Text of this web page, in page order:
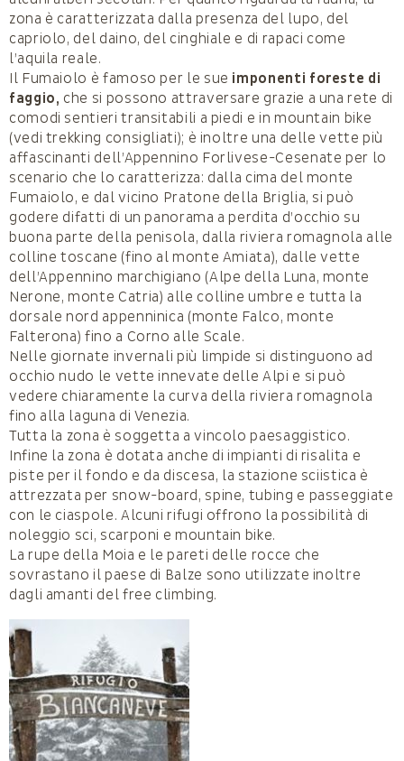
zona è caratterizzata dalla presenza del lupo, del
capriolo, del daino, del cinghiale e di rapaci come
l’aquila reale.
Il Fumaiolo è famoso per le sue imponenti foreste di
faggio, che si possono attraversare grazie a una rete di
comodi sentieri transitabili a piedi e in mountain bike
(vedi trekking consigliati); è inoltre una delle vette più
affascinanti dell’Appennino Forlivese-Cesenate per lo
scenario che lo caratterizza: dalla cima del monte
Fumaiolo, e dal vicino Pratone della Briglia, si può
godere difatti di un panorama a perdita d’occhio su
buona parte della penisola, dalla riviera romagnola alle
colline toscane (fino al monte Amiata), dalle vette
dell’Appennino marchigiano (Alpe della Luna, monte
Nerone, monte Catria) alle colline umbre e tutta la
dorsale nord appenninica (monte Falco, monte
Falterona) fino a Corno alle Scale.
Nelle giornate invernali più limpide si distinguono ad
occhio nudo le vette innevate delle Alpi e si può
vedere chiaramente la curva della riviera romagnola
fino alla laguna di Venezia.
Tutta la zona è soggetta a vincolo paesaggistico.
Infine la zona è dotata anche di impianti di risalita e
piste per il fondo e da discesa, la stazione sciistica è
attrezzata per snow-board, spine, tubing e passeggiate
con le ciaspole. Alcuni rifugi offrono la possibilità di
noleggio sci, scarponi e mountain bike.
La rupe della Moia e le pareti delle rocce che
sovrastano il paese di Balze sono utilizzate inoltre
dagli amanti del free climbing.